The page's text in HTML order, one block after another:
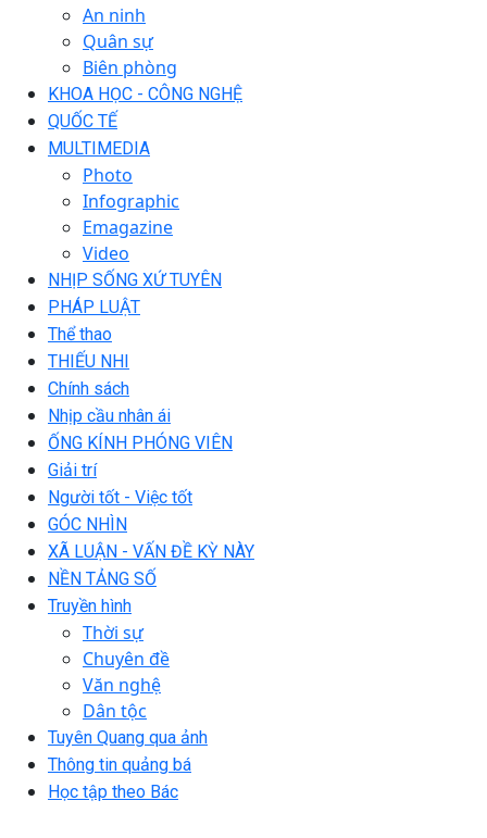
An ninh
Quân sự
Biên phòng
KHOA HỌC - CÔNG NGHỆ
QUỐC TẾ
MULTIMEDIA
Photo
Infographic
Emagazine
Video
NHỊP SỐNG XỨ TUYÊN
PHÁP LUẬT
Thể thao
THIẾU NHI
Chính sách
Nhịp cầu nhân ái
ỐNG KÍNH PHÓNG VIÊN
Giải trí
Người tốt - Việc tốt
GÓC NHÌN
XÃ LUẬN - VẤN ĐỀ KỲ NÀY
NỀN TẢNG SỐ
Truyền hình
Thời sự
Chuyên đề
Văn nghệ
Dân tộc
Tuyên Quang qua ảnh
Thông tin quảng bá
Học tập theo Bác